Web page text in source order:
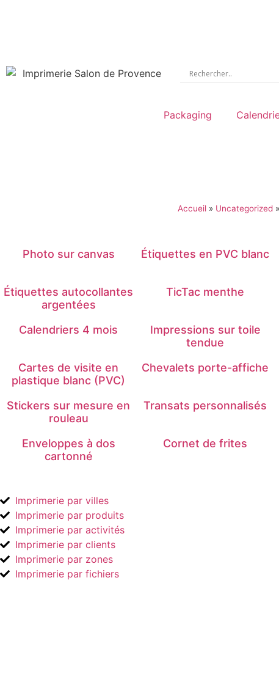
Packaging
Accueil » Uncategorized »
Photo sur canvas Étiquettes en PVC blanc
Étiquettes autocollantes
argentées
TicTac menthe
Calendriers 4 mois
Impressions sur toile
tendue
Cartes de visite en
plastique blanc (PVC)
Chevalets porte-affiche
Stickers sur mesure en
rouleau
Transats personnalisés
Enveloppes à dos
cartonné
Cornet de frites
Imprimerie par villes
Imprimerie par produits
Imprimerie par activités
Imprimerie par clients
Imprimerie par zones
Imprimerie par fichiers